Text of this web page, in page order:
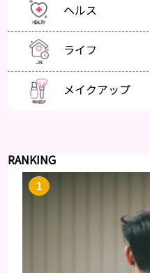
ヘルス
ライフ
メイクアップ
RANKING